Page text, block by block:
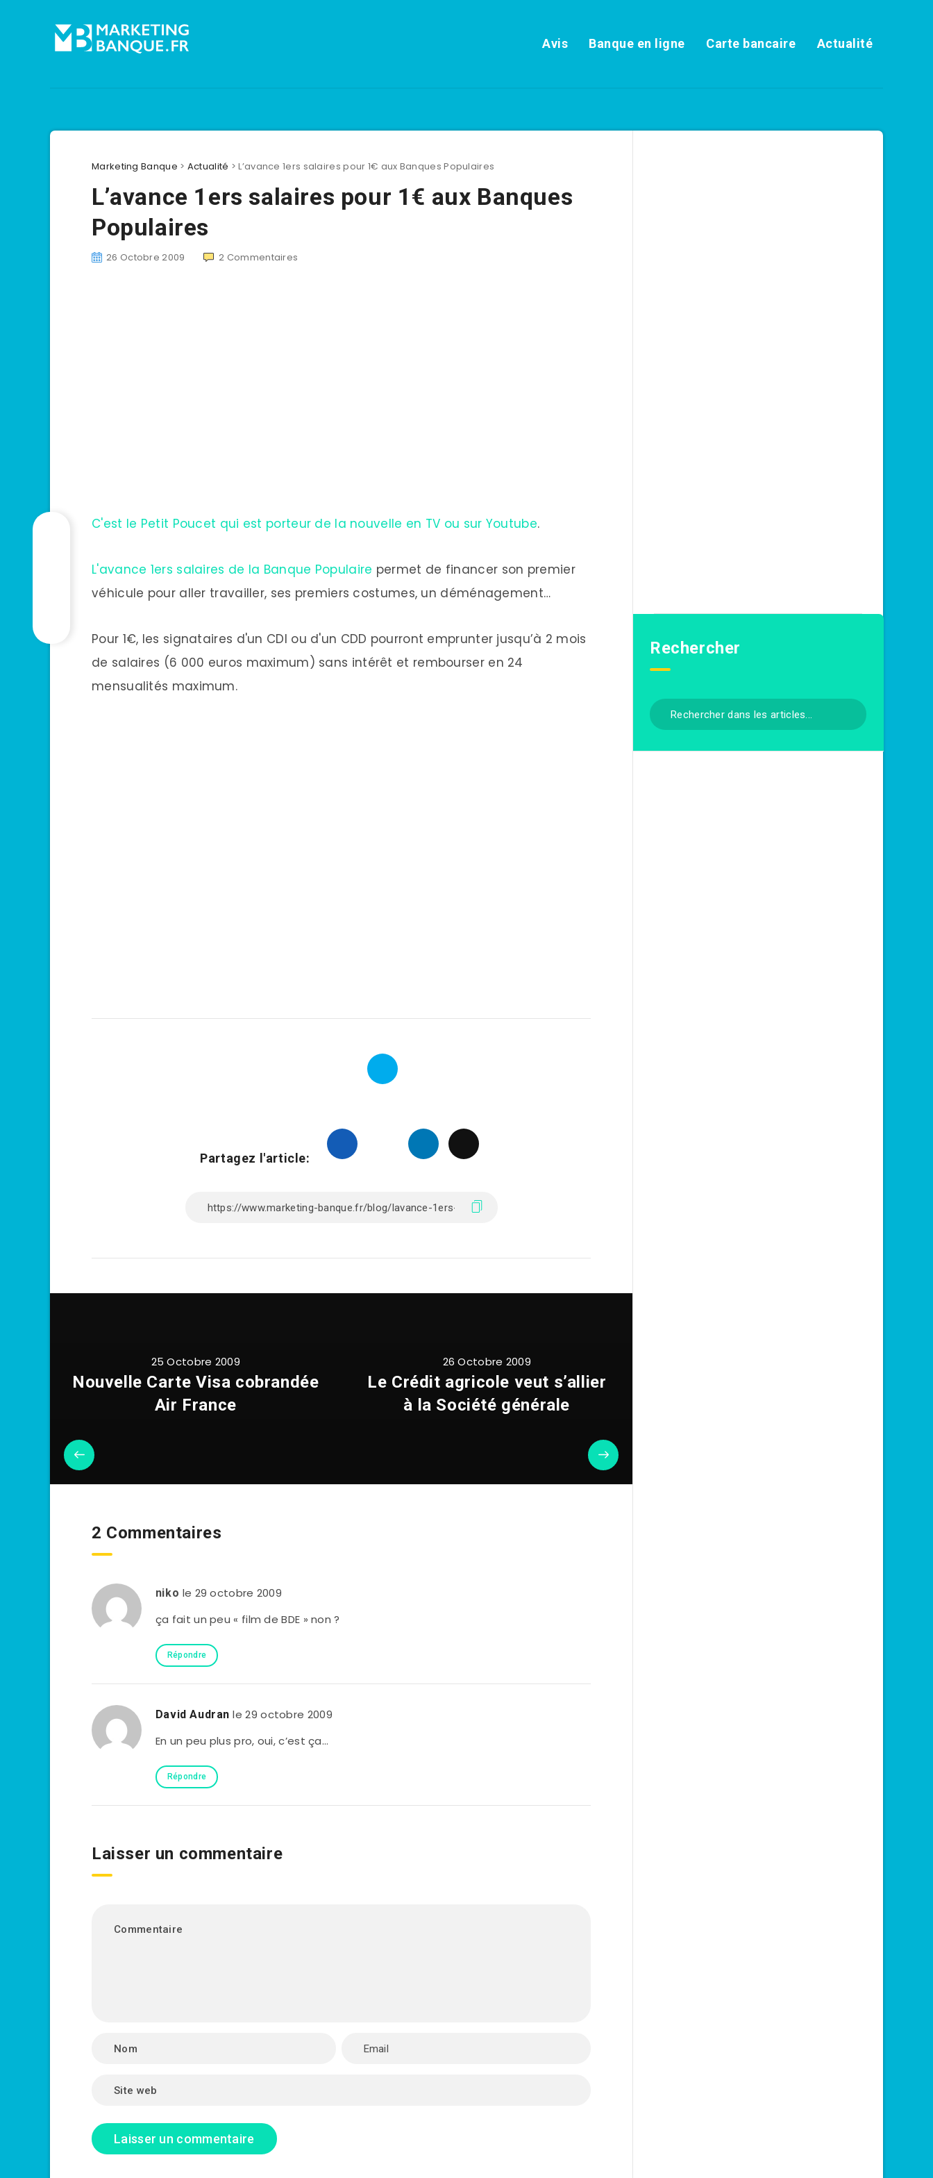
Avis Banque en ligne Carte bancaire Actualité
Marketing Banque > Actualité >L’avance 1ers salaires pour 1€ aux Banques Populaires
L’avance 1ers salaires pour 1€ aux Banques
Populaires
26 Octobre 2009 2 Commentaires
C'est le Petit Poucet qui est porteur de la nouvelle en TV ou sur Youtube.
L'avance 1ers salaires de la Banque Populaire permet de financer son premier
véhicule pour aller travailler, ses premiers costumes, un déménagement…
Pour 1€, les signataires d'un CDI ou d'un CDD pourront emprunter jusqu’à 2 mois
de salaires (6 000 euros maximum) sans intérêt et rembourser en 24
mensualités maximum.
Partagez l'article:
25 Octobre 2009
Nouvelle Carte Visa cobrandée
Air France
26 Octobre 2009
Le Crédit agricole veut s’allier
à la Société générale
2 Commentaires
niko le 29 octobre 2009
ça fait un peu « film de BDE » non ?
Répondre
David Audran le 29 octobre 2009
En un peu plus pro, oui, c’est ça…
Répondre
Laisser un commentaire
Rechercher